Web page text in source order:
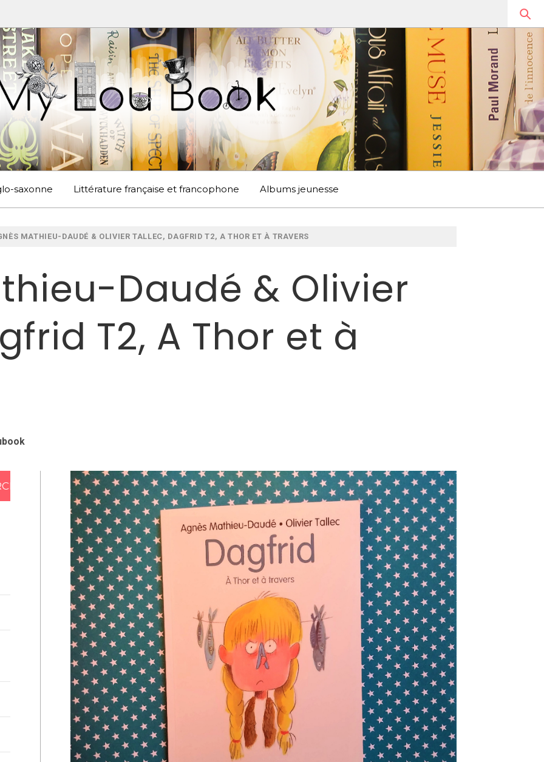
EN ANGLETERRE ET AILLEURS
saxonne Littérature française et francophone Albums jeunesse
MATHIEU-DAUDÉ & OLIVIER TALLEC, DAGFRID T2, A THOR ET À TRAVERS
Daudé & Olivier
T2, A Thor et à